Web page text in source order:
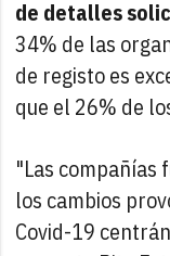
de detalles
34% de las
de registo es
que el 26% de
"Las compañías
los cambios
Covid-19